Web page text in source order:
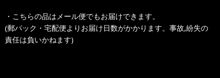
・こちらの品はメール便でもお届けできます。
(郵パック・宅配便よりお届け日数がかかります。事故,紛失の
責任は負いかねます)